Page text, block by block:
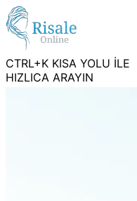
CTRL+K KISA YOLU İLE
HIZLICA ARAYIN